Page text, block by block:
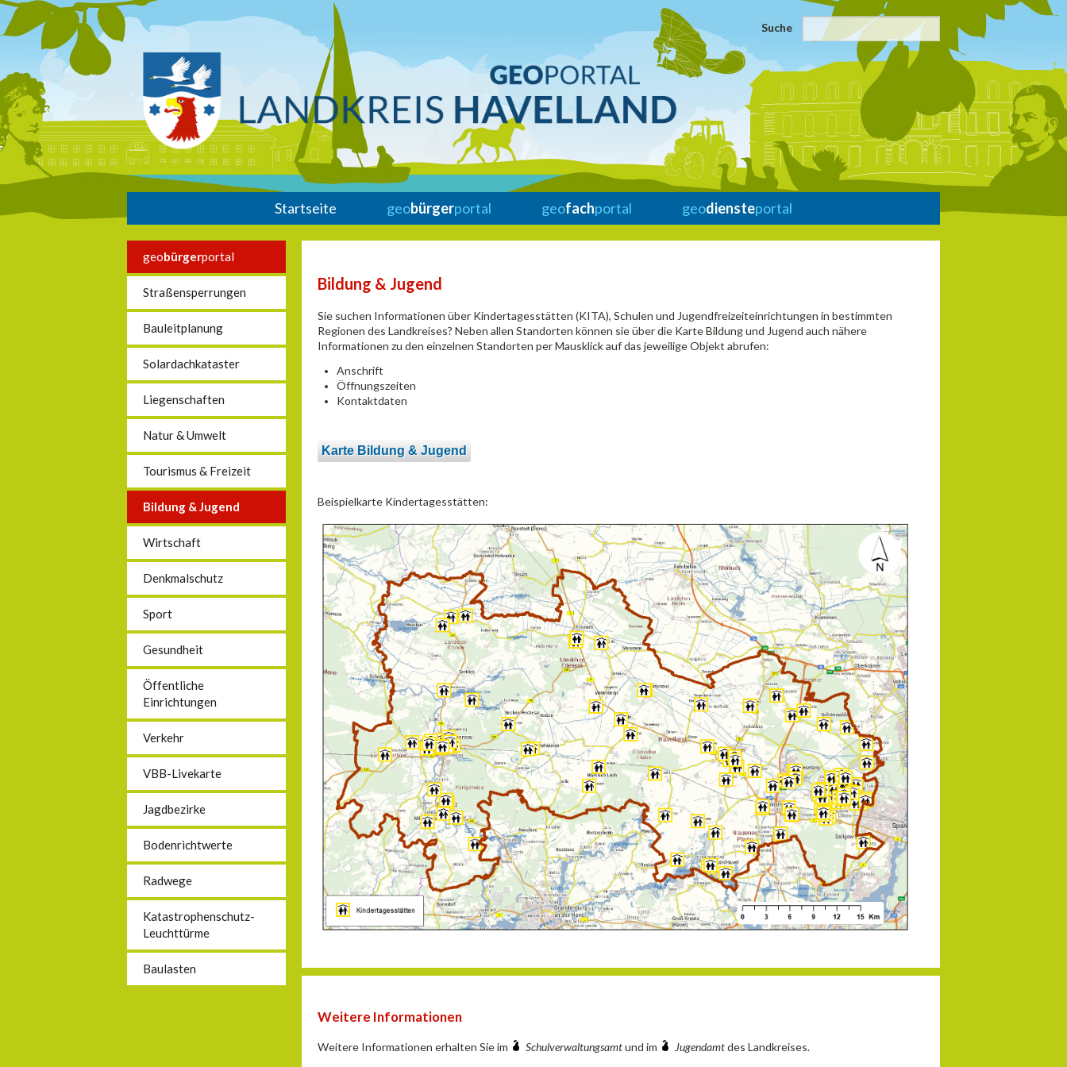
Suche
Startseite geobürgerportal geofachportal geodiensteportal
geobürgerportal
Straßensperrungen
Bauleitplanung
Solardachkataster
Liegenschaften
Natur & Umwelt
Tourismus & Freizeit
Bildung & Jugend
Wirtschaft
Denkmalschutz
Sport
Gesundheit
Öffentliche
Einrichtungen
Verkehr
VBB-Livekarte
Jagdbezirke
Bodenrichtwerte
Radwege
Katastrophenschutz-
Leuchttürme
Baulasten
Bildung & Jugend
Sie suchen Informationen über Kindertagesstätten (KITA), Schulen und Jugendfreizeiteinrichtungen in bestimmten
Regionen des Landkreises? Neben allen Standorten können sie über die Karte Bildung und Jugend auch nähere
Informationen zu den einzelnen Standorten per Mausklick auf das jeweilige Objekt abrufen:
Anschrift
Öffnungszeiten
Kontaktdaten
Karte Bildung & Jugend
Beispielkarte Kindertagesstätten:
Weitere Informationen
Weitere Informationen erhalten Sie im Schulverwaltungsamtund im Jugendamtdes Landkreises.